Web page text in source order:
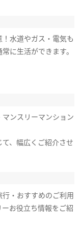
水道やガス・電気も
に生活ができます。
ンスリーマンション
、幅広くご紹介させ
・おすすめのご利用
お役立ち情報をご紹